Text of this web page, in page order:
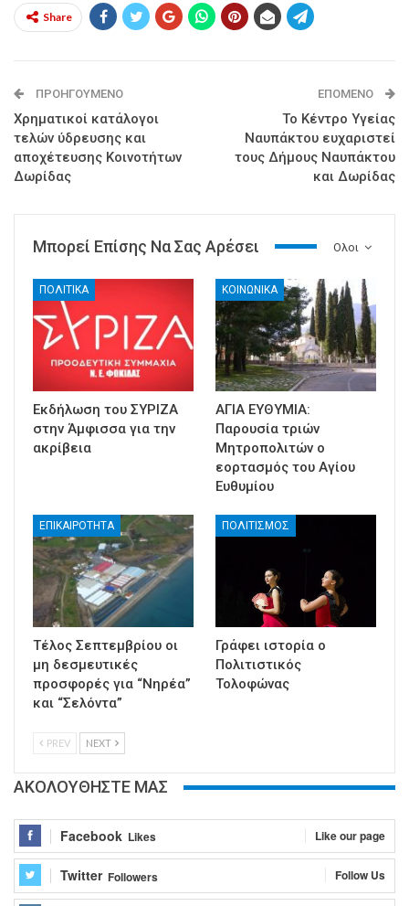
Share
ΠΡΟΗΓΟΎΜΕΝΟ
Χρηματικοί κατάλογοι
τελών ύδρευσης και
αποχέτευσης Κοινοτήτων
Δωρίδας
ΕΠΌΜΕΝΟ
Το Κέντρο Υγείας
Ναυπάκτου ευχαριστεί
τους Δήμους Ναυπάκτου
και Δωρίδας
Ολοι
Μπορεί Επίσης Να Σας Αρέσει
ΠΟΛΙΤΙΚΑ
Εκδήλωση του ΣΥΡΙΖΑ
στην Άμφισσα για την
ακρίβεια
ΚΟΙΝΩΝΙΚΑ
ΑΓΙΑ ΕΥΘΥΜΙΑ:
Παρουσία τριών
Μητροπολιτών ο
εορτασμός του Αγίου
Ευθυμίου
ΕΠΙΚΑΙΡΟΤΗΤΑ
Τέλος Σεπτεμβρίου οι
μη δεσμευτικές
προσφορές για “Νηρέα”
και “Σελόντα”
ΠΟΛΙΤΙΣΜΟΣ
Γράφει ιστορία ο
Πολιτιστικός
Τολοφώνας
PREV NEXT
ΑΚΟΛΟΥΘΗΣΤΕ ΜΑΣ
Facebook Likes Like our page
Twitter Followers Follow Us